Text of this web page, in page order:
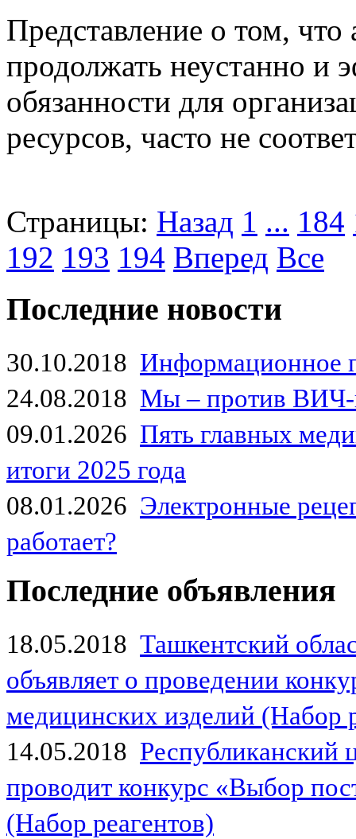
Представление о том,
продолжать неустанно и
обязанности для
ресурсов, часто не
Страницы: Назад 1 ... 184
192 193 194 Вперед Все
Последние новости
30.10.2018 Информационное
24.08.2018 Мы – против
09.01.2026 Пять главных
итоги 2025 года
08.01.2026 Электронные
работает?
Последние объявления
18.05.2018 Ташкентский
объявляет о проведении
медицинских изделий (Набор
14.05.2018
проводит конкурс «Выбор
(Набор реагентов)